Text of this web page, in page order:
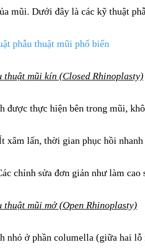
mũi. Dưới đây là các kỹ thuật
phẫu thuật mũi phổ biến
thuật mũi kín (Closed Rhinoplasty)
được thực hiện bên trong mũi,
xâm lấn, thời gian phục hồi nhanh
chỉnh sửa đơn giản như làm
thuật mũi mở (Open Rhinoplasty)
nhỏ ở phần columella (giữa hai